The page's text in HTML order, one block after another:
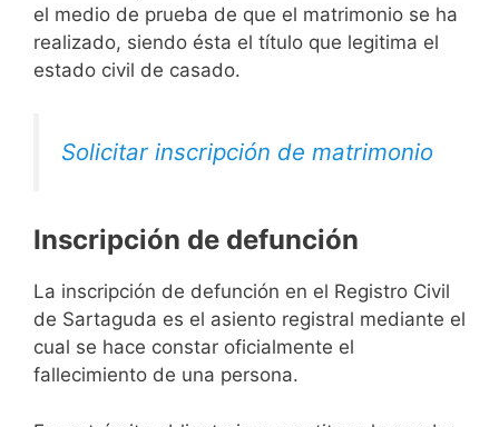
el medio de prueba de que el matrimonio se ha
realizado, siendo ésta el título que legitima el
estado civil de casado.
Solicitar inscripción de matrimonio
Inscripción de defunción
La inscripción de defunción en el Registro Civil
de Sartaguda es el asiento registral mediante el
cual se hace constar oficialmente el
fallecimiento de una persona.